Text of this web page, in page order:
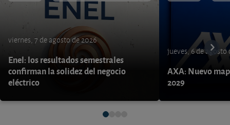
viernes, 7 de agosto de 2026
Enel: los resultados semestrales
confirman la solidez del negocio
eléctrico
jueves, 6 de agosto
AXA: Nuevo
2029